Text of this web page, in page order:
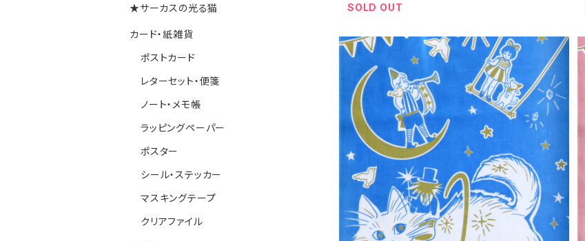
SOLD OUT
★サーカスの光る猫
カード・紙雑貨
ポストカード
レターセット・便箋
ノート・メモ帳
ラッピングペーパー
ポスター
シール・ステッカー
マスキングテープ
クリアファイル